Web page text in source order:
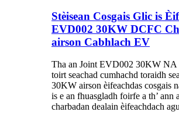
Stèisean Cosgais Glic is
EVD002 30KW DCFC
airson Cabhlach EV
Tha an Joint EVD002 30KW NA
toirt seachad cumhachd toraidh
30KW airson èifeachdas cosgais
is e an fhuasgladh foirfe a th’ ann
charbadan dealain èifeachdach